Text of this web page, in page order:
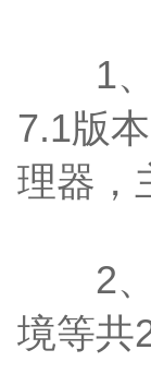
1
7.1版
理器，
2、
境等共